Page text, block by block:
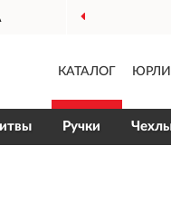
КАТАЛОГ
Ручки